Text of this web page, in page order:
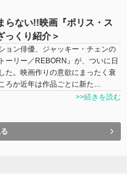
らない!!映画『ポリス・ス
っくり紹介＞
ョン俳優、ジャッキー・チェンの
ーリー／REBORN』が、ついに日
た。映画作りの意欲にまったく衰
ろか近年は作品ごとに新た…
>>続きを読む